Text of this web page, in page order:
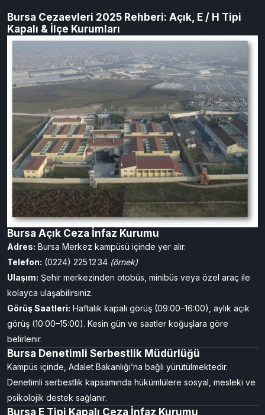
Bursa Cezaevleri 2025 Rehberi: Açık, E / H Tipi
Kapalı & İlçe Kurumları
Bursa Açık Ceza İnfaz Kurumu
Adres: Bursa Merkez kampüsü içinde yer alır.
Telefon: (0224) 225 12 34 (örnek)
Ulaşım: Şehir merkezinden otobüs, minibüs veya özel araç ile
kolayca ulaşabilirsiniz.
Görüş Saatleri: Haftalık kapalı görüş (09:00–16:00), aylık açık
görüş (10:00–15:00). Kesin gün ve saatler koğuşlara göre
belirlenir.
Bursa Denetimli Serbestlik Müdürlüğü
Kampüs içinde, Adalet Bakanlığı’na bağlı yürütülmektedir.
Denetimli serbestlik kapsamında hükümlülere sosyal, mesleki ve
psikolojik destek sağlanır.
Bursa E Tipi Kapalı Ceza İnfaz Kurumu